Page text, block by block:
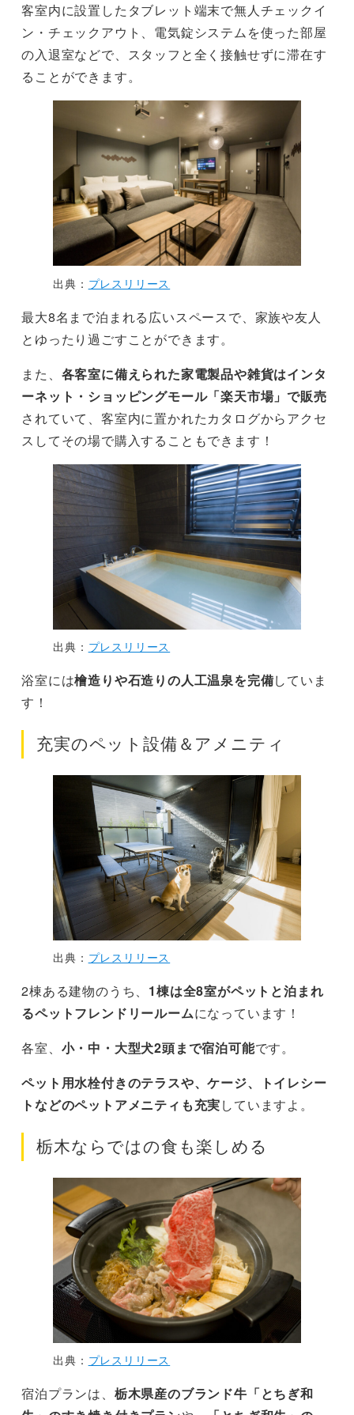
客室内に設置したタブレット端末で無人チェックイ
ン・チェックアウト、電気錠システムを使った部屋
の入退室などで、スタッフと全く接触せずに滞在す
ることができます。
出典： プレスリリース
最大8名まで泊まれる広いスペースで、家族や友人
とゆったり過ごすことができます。
また、 各客室に備えられた家電製品や雑貨はインタ
ーネット・ショッピングモール「楽天市場」で販売
されていて、客室内に置かれたカタログからアクセ
スしてその場で購入することもできます！
出典： プレスリリース
浴室には檜造りや石造りの人工温泉を完備していま
す！
充実のペット設備＆アメニティ
出典： プレスリリース
2棟ある建物のうち、 1棟は全8室がペットと泊まれ
るペットフレンドリールームになっています！
各室、 小・中・大型犬2頭まで宿泊可能です。
ペット用水栓付きのテラスや、ケージ、トイレシー
トなどのペットアメニティも充実していますよ。
栃木ならではの食も楽しめる
出典： プレスリリース
宿泊プランは、 栃木県産のブランド牛「とちぎ和